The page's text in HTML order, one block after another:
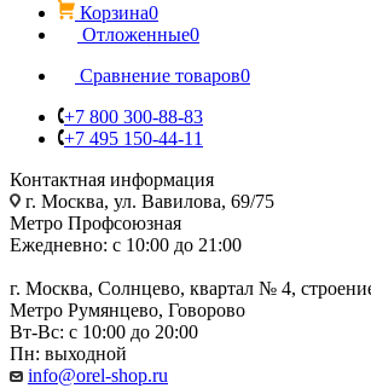
Корзина0
Отложенные0
Сравнение товаров0
+7 800 300-88-83
+7 495 150-44-11
Контактная информация
г. Москва, ул. Вавилова, 69/75
Метро Профсоюзная
Ежедневно: с 10:00 до 21:00
г. Москва, Солнцево, квартал № 4,
Метро Румянцево, Говорово
Вт-Вс: с 10:00 до 20:00
Пн: выходной
info@orel-shop.ru